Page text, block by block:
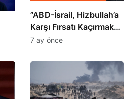
​​​​​​​”ABD-İsrail, Hizbullah’a
Karşı Fırsatı Kaçırmak
İstemiyor”
7 ay önce